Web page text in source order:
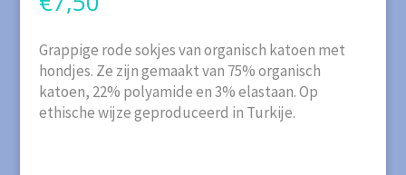
Grappige rode sokjes van organisch katoen met
hondjes. Ze zijn gemaakt van 75% organisch
katoen, 22% polyamide en 3% elastaan. Op
ethische wijze geproduceerd in Turkije.